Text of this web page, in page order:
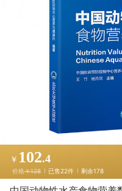
￥ 102.4
价格￥128 已售22件 剩余178